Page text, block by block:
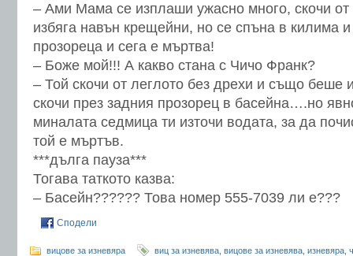
– Ами Мама се изплаши ужасно много, скочи от
избяга навън крещейни, но се спъна в килима
прозореца и сега е мъртва!
– Боже мой!!! А какво стана с Чичо Франк?
– Той скочи от леглото без дрехи и също беше
скочи през задния прозорец в басейна….но
миналата седмица ти източи водата, за да
той е мъртъв.
***дълга пауза***
Тогава таткото казва:
– Басейн?????? Това номер 555-7039 ли е???
Сподели
вицове за изневяра виц за изневява вицове за изневява изневяра